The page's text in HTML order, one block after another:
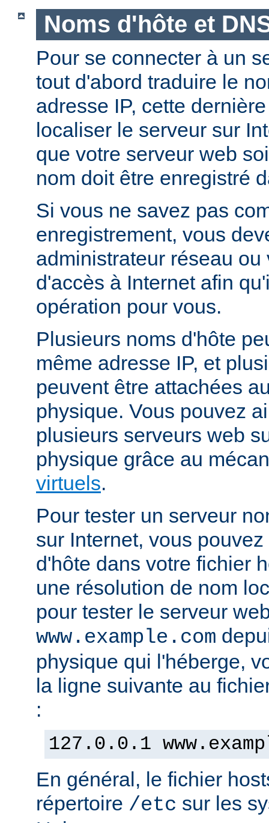
Noms d'hôte et
Pour se connecter à un
tout d'abord traduire le
adresse IP, cette
localiser le serveur sur
que votre serveur web
nom doit être enregistré
Si vous ne savez pas
enregistrement, vous
administrateur réseau ou
d'accès à Internet afin
opération pour vous.
Plusieurs noms d'hôte
même adresse IP, et
peuvent être attachées
physique. Vous pouvez
plusieurs serveurs web
physique grâce au
virtuels.
Pour tester un serveur
sur Internet, vous
d'hôte dans votre fichier
une résolution de nom
pour tester le serveur
www.example.com
physique qui l'héberge,
la ligne suivante au
:
127.0.0.1
En général, le fichier
répertoire /etc sur les